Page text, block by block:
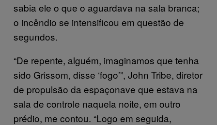
sabia ele o que o aguardava na sala branca;
o incêndio se intensificou em questão de
segundos.
“De repente, alguém, imaginamos que tenha
sido Grissom, disse ‘fogo’”, John Tribe, diretor
de propulsão da espaçonave que estava na
sala de controle naquela noite, em outro
prédio, me contou. “Logo em seguida,